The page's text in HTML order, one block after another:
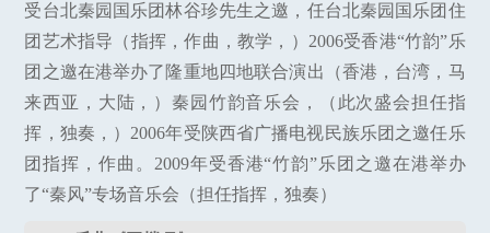
受台北秦园国乐团林谷珍先生之邀，任台北秦园国乐团住
团艺术指导（指挥，作曲，教学，）2006受香港“竹韵”乐
团之邀在港举办了隆重地四地联合演出（香港，台湾，马
来西亚，大陆，）秦园竹韵音乐会，（此次盛会担任指
挥，独奏，）2006年受陕西省广播电视民族乐团之邀任乐
团指挥，作曲。2009年受香港“竹韵”乐团之邀在港举办
了“秦风”专场音乐会（担任指挥，独奏）